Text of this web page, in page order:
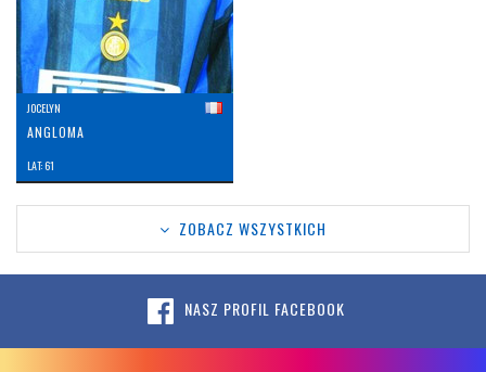
JOCELYN
ANGLOMA
LAT: 61
ZOBACZ WSZYSTKICH
NASZ PROFIL FACEBOOK